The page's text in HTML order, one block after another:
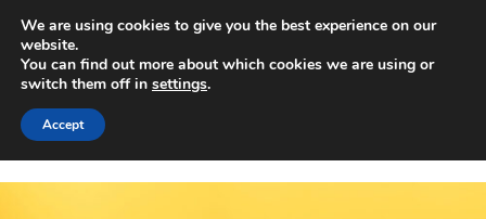
primary
contentAchwelle
Campus Medien der Fachhochschule Vorarlberg
We are using cookies to give you the best experience on our
website.
You can find out more about which cookies we are using or
switch them off in settings.
Accept